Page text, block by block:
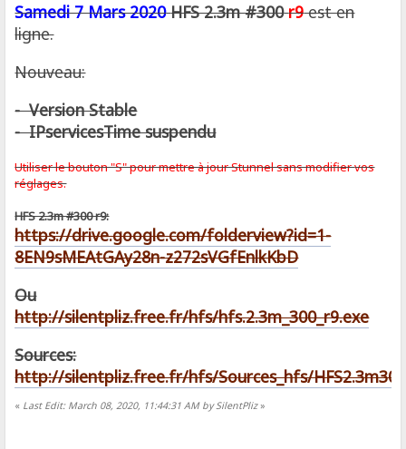
Samedi 7 Mars 2020 HFS 2.3m #300 r9est en
ligne.
Nouveau:
- Version Stable
- IPservicesTime suspendu
Utiliser le bouton "S" pour mettre à jour Stunnel sans modifiervos
réglages.
HFS 2.3m #300 r9:
https://drive.google.com/folderview?id=1-
8EN9sMEAtGAy28n-z272sVGfEnlkKbD
Ou
http://silentpliz.free.fr/hfs/hfs.2.3m_300_r9.exe
Sources:
http://silentpliz.free.fr/hfs/Sources_hfs/
« Last Edit: March 08, 2020, 11:44:31 AM by SilentPliz»